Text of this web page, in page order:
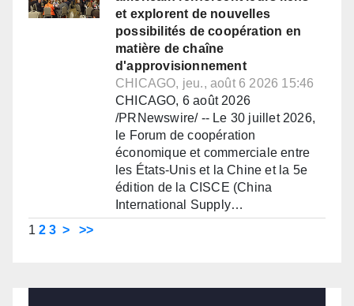
et explorent de nouvelles
possibilités de coopération en
matière de chaîne
d'approvisionnement
CHICAGO, jeu., août 6 2026 15:46
CHICAGO, 6 août 2026
/PRNewswire/ -- Le 30 juillet 2026,
le Forum de coopération
économique et commerciale entre
les États-Unis et la Chine et la 5e
édition de la CISCE (China
International Supply…
1 2 3 > >>